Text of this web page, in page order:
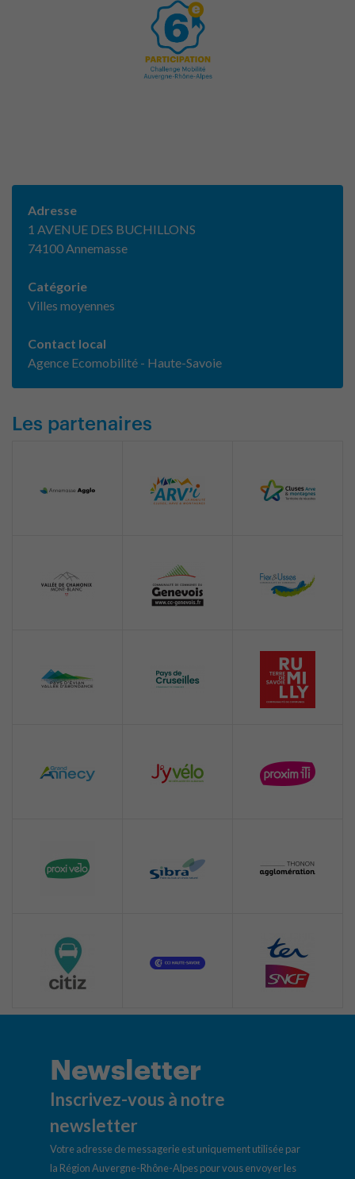
Adresse
1 AVENUE DES BUCHILLONS
74100 Annemasse
Catégorie
Villes moyennes
Contact local
Agence Ecomobilité - Haute-Savoie
Les partenaires
Newsletter
Inscrivez-vous à notre
newsletter
Votre adresse de messagerie est uniquement utilisée par
la Région Auvergne-Rhône-Alpes pour vous envoyer les